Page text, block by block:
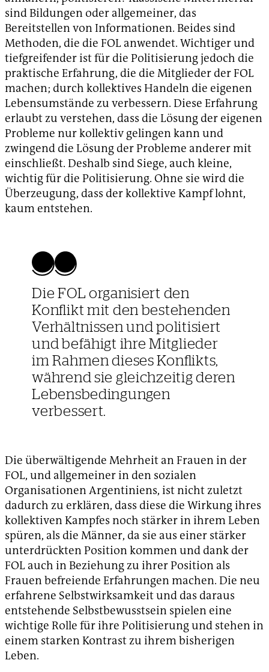
sind Bildungen oder allgemeiner, das
Bereitstellen von Informationen. Beides sind
Methoden, die die FOL anwendet. Wichtiger und
tiefgreifender ist für die Politisierung jedoch die
praktische Erfahrung, die die Mitglieder der FOL
machen; durch kollektives Handeln die eigenen
Lebensumstände zu verbessern. Diese Erfahrung
erlaubt zu verstehen, dass die Lösung der eigenen
Probleme nur kollektiv gelingen kann und
zwingend die Lösung der Probleme anderer mit
einschließt. Deshalb sind Siege, auch kleine,
wichtig für die Politisierung. Ohne sie wird die
Überzeugung, dass der kollektive Kampf lohnt,
kaum entstehen.
Die FOL organisiert den
Konflikt mit den bestehenden
Verhältnissen und politisiert
und befähigt ihre Mitglieder
im Rahmen dieses Konflikts,
während sie gleichzeitig deren
Lebensbedingungen
verbessert.
Die überwältigende Mehrheit an Frauen in der
FOL, und allgemeiner in den sozialen
Organisationen Argentiniens, ist nicht zuletzt
dadurch zu erklären, dass diese die Wirkung ihres
kollektiven Kampfes noch stärker in ihrem Leben
spüren, als die Männer, da sie aus einer stärker
unterdrückten Position kommen und dank der
FOL auch in Beziehung zu ihrer Position als
Frauen befreiende Erfahrungen machen. Die neu
erfahrene Selbstwirksamkeit und das daraus
entstehende Selbstbewusstsein spielen eine
wichtige Rolle für ihre Politisierung und stehen in
einem starken Kontrast zu ihrem bisherigen
Leben.